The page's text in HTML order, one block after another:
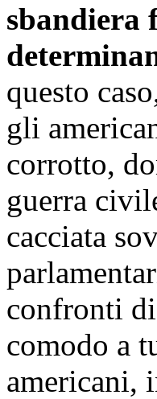
sbandiera
questo
gli
corrotto,
guerra
cacciata
confronti
comodo a
americani,